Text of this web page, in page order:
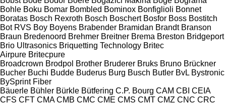
Bohle Boku Bomar Bombled Bominox Bonfiglioli Bonnet
Boratas Bosch Rexroth Bosch Boschert Bosfor Boss Bostitch
Bot RVS Boy Boyens Brabender Bramidan Brandt Branson
Braun Bredenoord Brehmer Breitner Brema Breston Bridgeport
Brio Ultrasonics Briquetting Technology Britec
Airpure Britecpure
Broadcrown Brodpol Brother Bruderer Bruks Bruno Brückner
Bucher Buchi Budde Buderus Burg Busch Butler BvL Bystronic
BySprint Fiber
Bäuerle Bühler Bürkle Bütfering C.P. Bourg CAM CBI CEIA
CFS CFT CMA CMB CMC CME CMS CMT CMZ CNC CRC